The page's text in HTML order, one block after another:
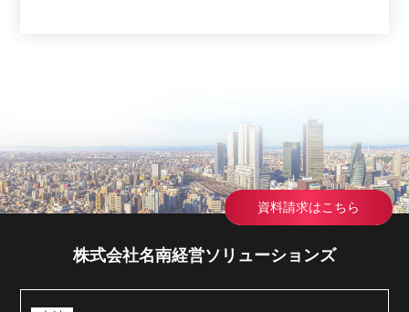
資料請求はこちら
株式会社名南経営ソリューションズ